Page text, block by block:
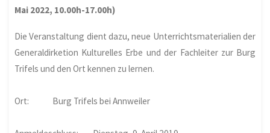
Mai 2022, 10.00h-17.00h)
Die Veranstaltung dient dazu, neue Unterrichtsmaterialien der
Generaldirketion Kulturelles Erbe und der Fachleiter zur Burg
Trifels und den Ort kennen zu lernen.
Ort: Burg Trifels bei Annweiler